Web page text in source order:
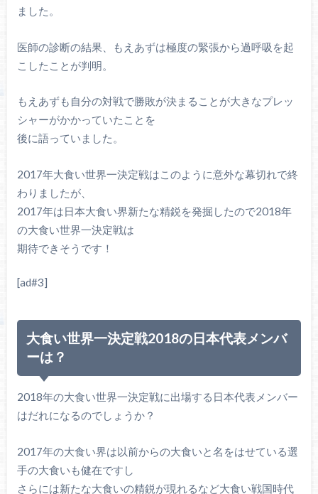
ました。
医師の診断の結果、もえあずは極度の緊張から過呼吸を起
こしたことが判明。
もえあずも自分の対戦で勝敗が決まることが大きなプレッ
シャーがかかっていたことを
後に語っていました。
2017年大食い世界一決定戦はこのように意外な幕切れで終
わりましたが、
2017年は日本大食い界新たな精鋭を発掘したので2018年
の大食い世界一決定戦は
期待できそうです！
[ad#3]
大食い世界一決定戦2018の日本代表メンバ
ーは？
2018年の大食い世界一決定戦に出場する日本代表メンバー
はだれになるのでしょうか？
2017年の大食い界は以前からの大食いと名をはせている選
手の大食いも健在ですし
さらには新たな大食いの精鋭が現れるなど大食い戦国時代